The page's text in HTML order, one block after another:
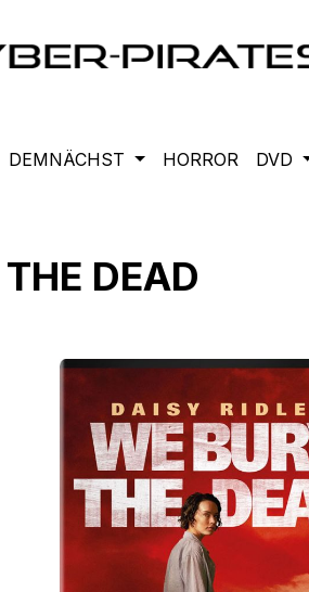
DEMNÄCHST HORROR DVD
DEAD